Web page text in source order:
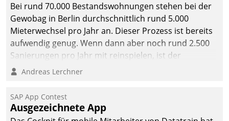
Bei rund 70.000 Bestandswohnungen stehen bei der
Gewobag in Berlin durchschnittlich rund 5.000
Mieterwechsel pro Jahr an. Dieser Prozess ist bereits
aufwendig genug. Wenn dann aber noch rund 2.500
Sanierungen pro Jahr mit reinspielen, ist der
Betreuungs- und Organisationsaufwand immens. Im
kommunale Wohnungsbauunternehmen daher
gemeinsam mit der Berliner Datatrain GmbH den
Teilprozess der Objektsanierung digitalisiert.
Andreas Lerchner
SAP App Contest
Ausgezeichnete App